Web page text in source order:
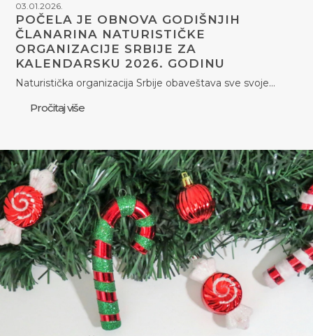
03.01.2026.
POČELA JE OBNOVA GODIŠNJIH
ČLANARINA NATURISTIČKE
ORGANIZACIJE SRBIJE ZA
KALENDARSKU 2026. GODINU
Naturistička organizacija Srbije obaveštava sve svoje…
Pročitaj više